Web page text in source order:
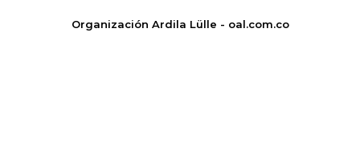
Organización Ardila Lülle - oal.com.co